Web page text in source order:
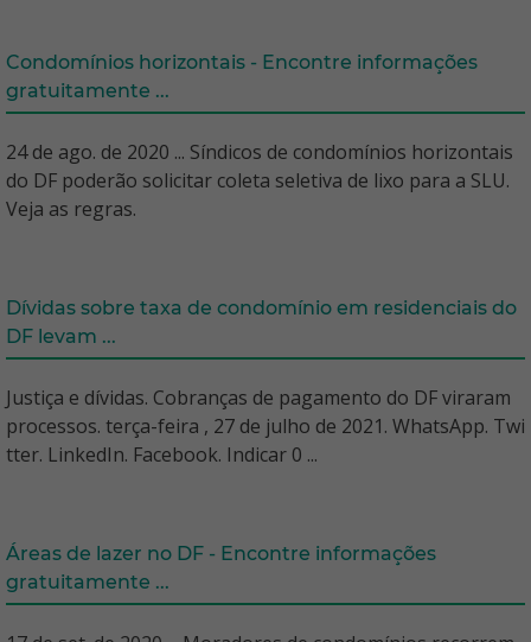
Condomínios horizontais - Encontre informações
gratuitamente ...
24 de ago. de 2020 ... Síndicos de condomínios horizontais
do DF poderão solicitar coleta seletiva de lixo para a SLU.
Veja as regras.
Dívidas sobre taxa de condomínio em residenciais do
DF levam ...
Justiça e dívidas. Cobranças de pagamento do DF viraram
processos. terça-feira , 27 de julho de 2021. WhatsApp. Twi
tter. LinkedIn. Facebook. Indicar 0 ...
Áreas de lazer no DF - Encontre informações
gratuitamente ...